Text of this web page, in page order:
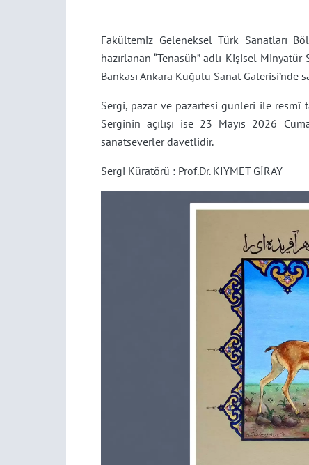
Fakültemiz Geleneksel Türk Sanatları
hazırlanan “Tenasüh” adlı Kişisel
Bankası Ankara Kuğulu Sanat Galerisi’nde
Sergi, pazar ve pazartesi günleri ile
Serginin açılışı ise 23 Mayıs 2026
sanatseverler davetlidir.
Sergi Küratörü : Prof.Dr. KIYMET GİRAY